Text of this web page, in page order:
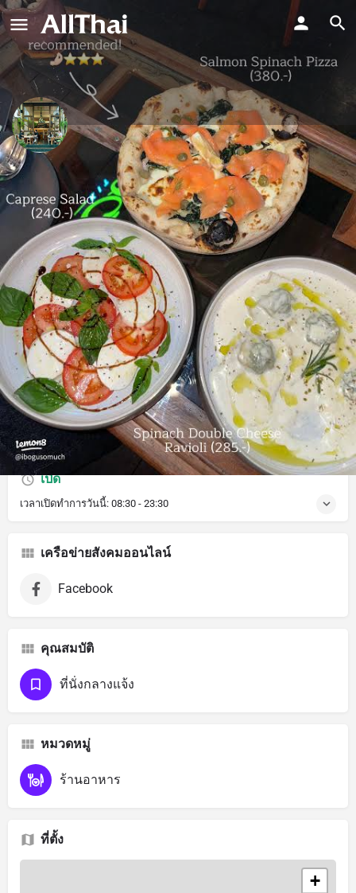
Olive Kitchen - Khaosan
โอลีฟ คิทเช่น ข้าวสาร
ช่วงราคา
฿300-500 ข้อความโดยตรง
ประวัติโดยย่อ บทวิจารณ์ 0 กิจกรรม 0 งาน
การอ้างสิทธิ์รายการ รับเส้นทาง ฝากค
คำอธิบาย
เหมาะสำหรับผู้ทานมังสวิรัติ, ตัวเลือกอาหารเจ
เปิด
เวลาเปิดทำการวันนี้: 08:30 - 23:30
เครือข่ายสังคมออนไลน์
Facebook
คุณสมบัติ
ที่นั่งกลางแจ้ง
หมวดหมู่
ร้านอาหาร
ที่ตั้ง
+